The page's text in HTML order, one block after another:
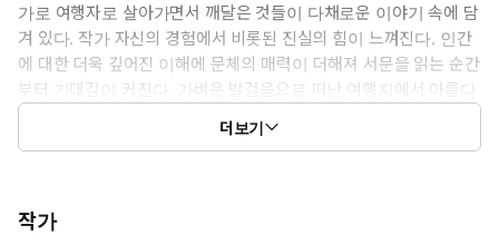
가로 여행자로 살아가면서 깨달은 것들이 다채로운 이야기 속에 담
겨 있다. 작가 자신의 경험에서 비롯된 진실의 힘이 느껴진다. 인간
에 대한 더욱 깊어진 이해에 문체의 매력이 더해져 서문을 읽는 순간
부터 기대감이 커진다. 가벼운 발걸음으로 떠난 여행지에서 아름다
운 풍경에 압도당하는 기분의 연속이다.
그렇듯이, 그의 글에는 가벼움과 깊이가 공존한다. 깃털의 가벼움이
다고 작가는 말한다.
더보기
작가